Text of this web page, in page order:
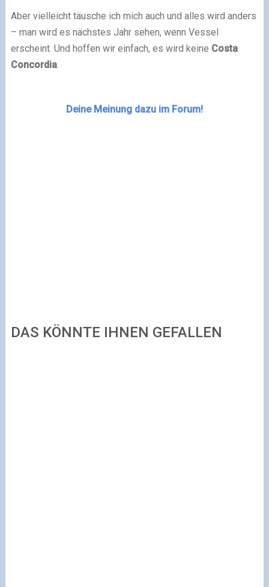
Aber vielleicht täusche ich mich auch und alles wird anders
– man wird es nächstes Jahr sehen, wenn Vessel
erscheint. Und hoffen wir einfach, es wird keine Costa
Concordia.
Deine Meinung dazu im Forum!
DAS KÖNNTE IHNEN GEFALLEN